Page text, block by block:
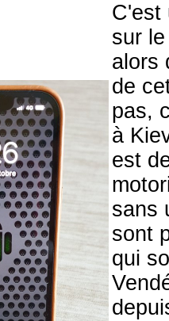
C'est
sur
alors
de
pas,
à
est
sans
sont
qui